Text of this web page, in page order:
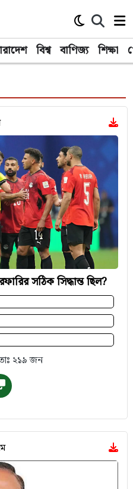
বিশ্ব বাণিজ্য শিক্ষা
সঠিক সিদ্ধান্ত ছিল?
২১৯ জন